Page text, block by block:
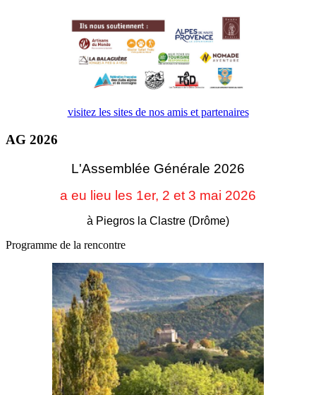
visitez les sites de nos amis et partenaires
AG 2026
L'Assemblée Générale 2026
a eu lieu les 1er, 2 et 3 mai 2026
à Piegros la Clastre (Drôme)
Programme de la rencontre